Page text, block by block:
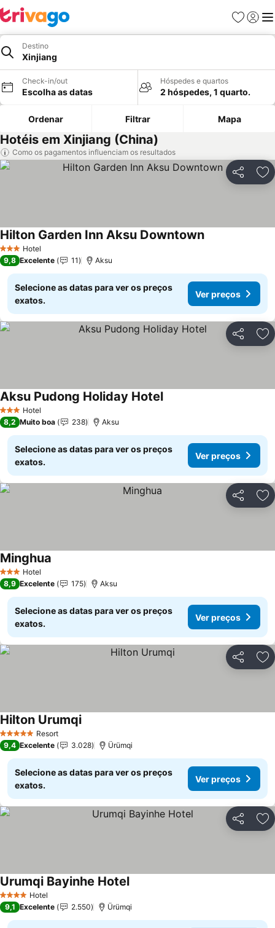
Favoritos
Iniciar
Destino
Xinjiang
Check-in/out
Escolha as datas
Hóspedes e quartos
2 hóspedes, 1 quarto.
Ordenar Filtrar Mapa
Hotéis em Xinjiang (China)
Como os pagamentos influenciam os resultados
Partilhar
3 EstrelasHotel
Hilton Garden Inn Aksu DowntownVer preços
9,8 Excelente 11 Aksu
Selecione as datas para ver os preços
exatos.
Ver preços
Partilhar
3 EstrelasHotel
Aksu Pudong Holiday HotelVer preços
8,2 Muito boa 238 Aksu
Selecione as datas para ver os preços
exatos.
Ver preços
Partilhar
3 EstrelasHotel
Minghua
8,9 Excelente 175 Aksu
Selecione as datas para ver os preços
exatos.
Ver preços
Partilhar
5 Estrelas Resort
Hilton UrumqiVer preços
9,4 Excelente 3.028 Ürümqi
Selecione as datas para ver os preços
exatos.
Ver preços
Partilhar
4 EstrelasHotel
Urumqi Bayinhe HotelVer preços
9,1 Excelente 2.550 Ürümqi